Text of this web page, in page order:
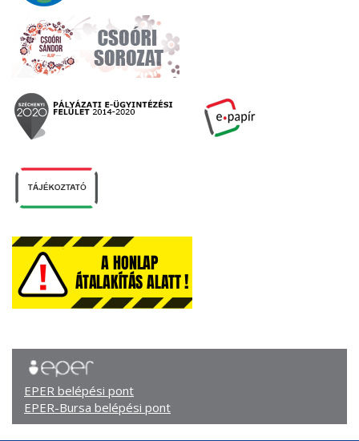
EPER belépési pont
EPER-Bursa belépési pont